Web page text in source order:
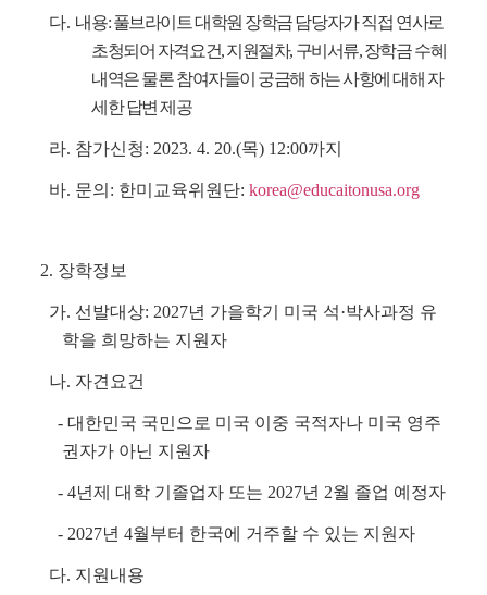
다. 내용: 풀브라이트 대학원 장학금 담당자가 직접 연사로
초청되어 자격요건, 지원절차, 구비서류, 장학금 수혜
내역은 물론 참여자들이 궁금해 하는 사항에 대해 자
세한 답변 제공
라. 참가신청: 2023. 4. 20.(목) 12:00까지
바. 문의: 한미교육위원단:korea@educaitonusa.org
2. 장학정보
가. 선발대상: 2027년 가을학기 미국 석·박사과정 유
학을 희망하는 지원자
나. 자견요건
- 대한민국 국민으로 미국 이중 국적자나 미국 영주
권자가 아닌 지원자
- 4년제 대학 기졸업자 또는 2027년 2월 졸업 예정자
- 2027년 4월부터 한국에 거주할 수 있는 지원자
다. 지원내용